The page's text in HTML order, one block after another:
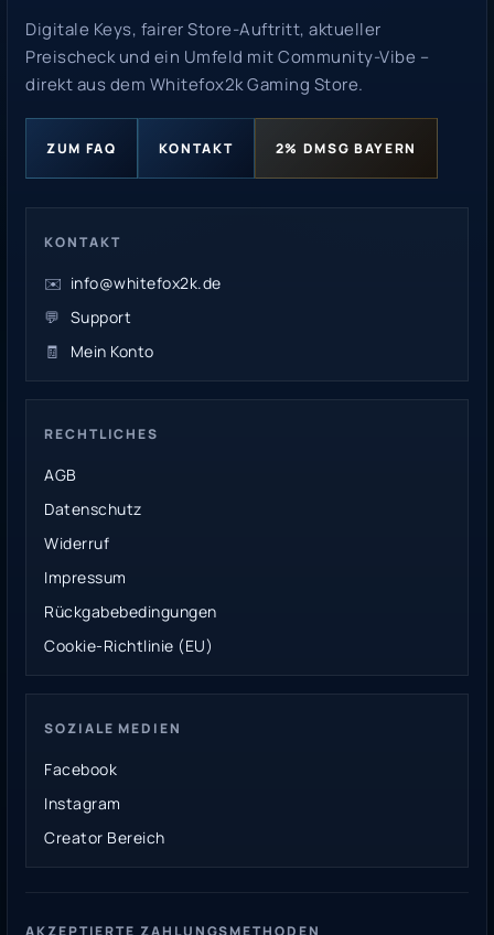
Digitale Keys, fairer Store-Auftritt, aktueller
Preischeck und ein Umfeld mit Community-Vibe –
direkt aus dem Whitefox2k Gaming Store.
ZUM FAQ KONTAKT 2% DMSG BAYERN
KONTAKT
✉️ info@whitefox2k.de
💬 Support
🧾
Mein Konto
RECHTLICHES
AGB
Datenschutz
Widerruf
Impressum
Rückgabebedingungen
Cookie-Richtlinie (EU)
SOZIALE MEDIEN
Facebook
Instagram
Creator Bereich
AKZEPTIERTE ZAHLUNGSMETHODEN